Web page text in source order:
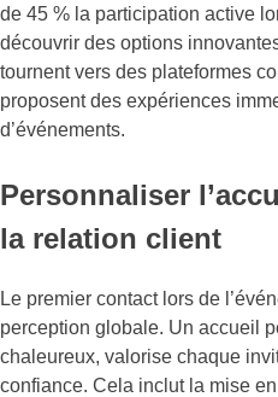
de 45 % la participation active
découvrir des options
tournent vers des plateformes
proposent des expériences
d’événements.
Personnaliser
la relation client
Le premier contact lors de
perception globale. Un accueil
chaleureux, valorise chaque
confiance. Cela inclut la mise